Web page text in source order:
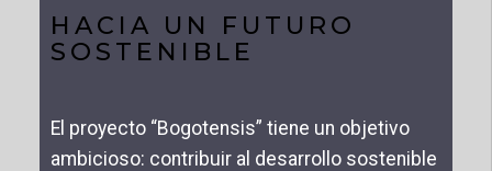
HACIA UN FUTURO
SOSTENIBLE
El proyecto “Bogotensis” tiene un objetivo
ambicioso: contribuir al desarrollo sostenible